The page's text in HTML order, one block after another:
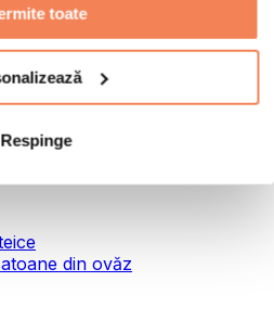
toate
Respinge
din ovăz